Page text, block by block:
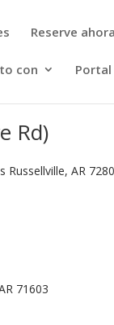
Reserve ahora
con
Rd)
Russellville, AR
71603